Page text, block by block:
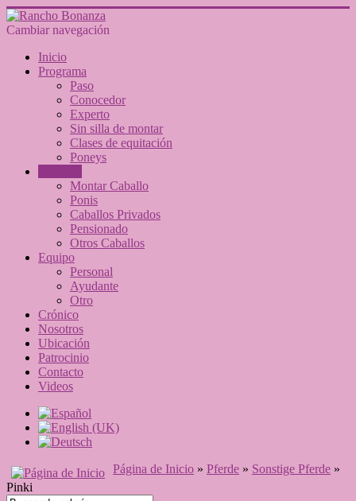
Cambiar navegación
Inicio
Programa
Paso
Conocedor
Experto
Sin silla de montar
Clases de equitación
Poneys
Montar Caballo
Ponis
Caballos Privados
Pensionado
Otros Caballos
Equipo
Personal
Ayudante
Otro
Crónico
Nosotros
Ubicación
Patrocinio
Contacto
Videos
Página de Inicio » Pferde » Sonstige Pferde »
Pinki